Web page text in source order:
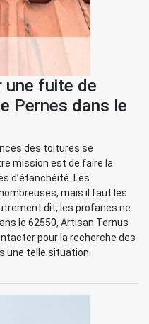
une fuite de
Pernes dans le
des toitures se
mission est de faire la
d’étanchéité. Les
mais il faut les
dit, les profanes ne
le 62550, Artisan Ternus
pour la recherche des
une telle situation.